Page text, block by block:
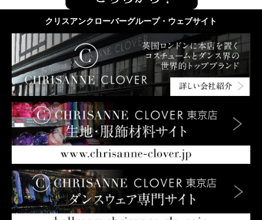
クリスアンクローバーグループ・ウェブサイト